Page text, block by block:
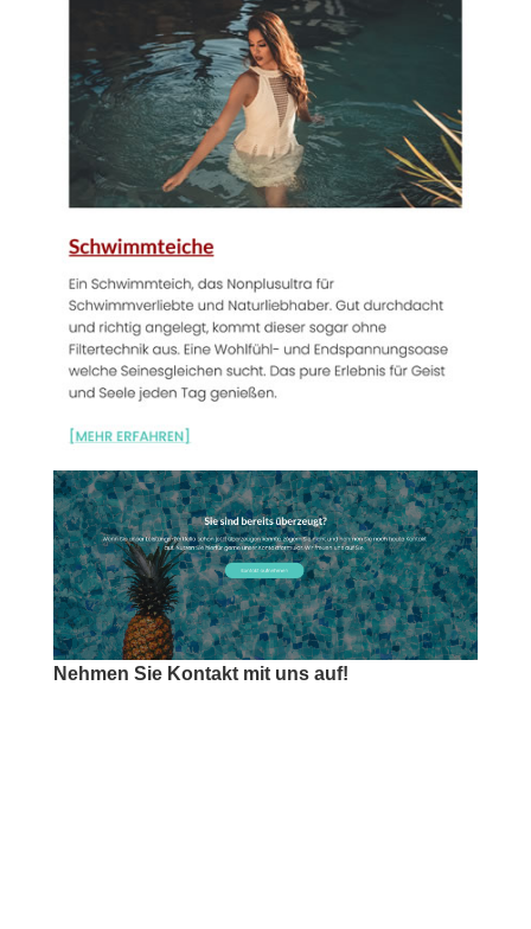
Nehmen Sie Kontakt mit uns auf!